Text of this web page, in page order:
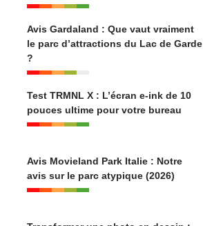
Avis Gardaland : Que vaut vraiment
le parc d’attractions du Lac de Garde
?
Test TRMNL X : L’écran e-ink de 10
pouces ultime pour votre bureau
Avis Movieland Park Italie : Notre
avis sur le parc atypique (2026)